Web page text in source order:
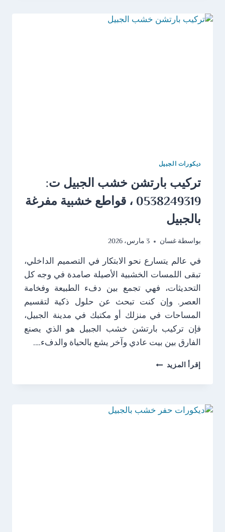
تنفيذ
أحدث
ديكورات الجبيل
تركيب بارتشن خشب الجبيل ت:
0538249319 ، قواطع خشبية مفرغة
بالجبيل
بواسطةغسان 3 مارس، 2026
في عالم يتسارع نحو الابتكار في التصميم الداخلي،
تبقى اللمسات الخشبية الأصيلة صامدة في وجه كل
التحديثات، فهي تجمع بين دفء الطبيعة وفخامة
العصر. وإن كنت تبحث عن حلول ذكية لتقسيم
المساحات في منزلك أو مكتبك في مدينة الجبيل،
فإن تركيب بارتشن خشب الجبيل هو الذي يصنع
الفارق بين بيت عادي وآخر يشع بالحياة والدفء….
إقرأ المزيدتركيب
خشب
ت:
0538249319